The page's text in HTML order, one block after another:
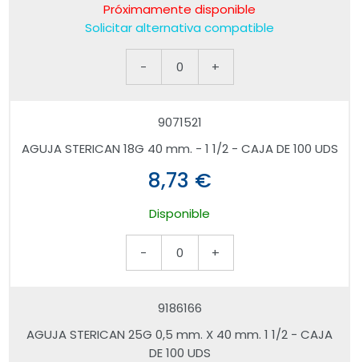
Próximamente disponible
Solicitar alternativa compatible
- 0 +
9071521
AGUJA STERICAN 18G 40 mm. - 1 1/2 - CAJA DE 100 UDS
8,73 €
Disponible
- 0 +
9186166
AGUJA STERICAN 25G 0,5 mm. X 40 mm. 1 1/2 - CAJA
DE 100 UDS